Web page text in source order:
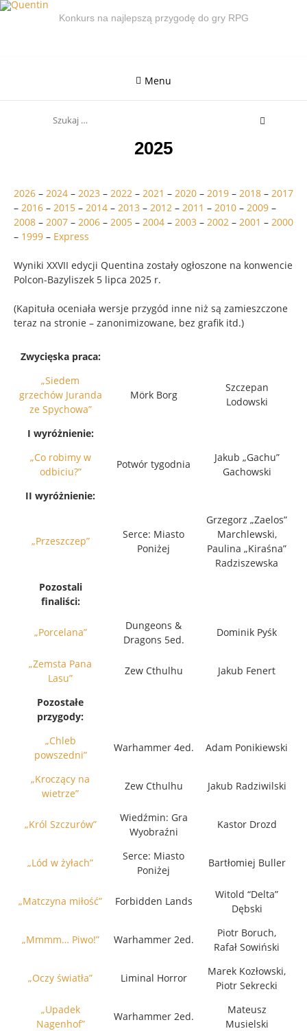
Skip
Konkurs na najlepszą przygodę do gry RPG
Menu
for:
2025
2026 – 2024 – 2023 – 2022 – 2021 – 2020 – 2019 – 2018 – 2017
– 2016 – 2015 – 2014 – 2013 – 2012 – 2011 – 2010 – 2009 –
2008 – 2007 – 2006 – 2005 – 2004 – 2003 – 2002 – 2001 – 2000
– 1999 – Express
Wyniki XXVII edycji Quentina zostały ogłoszone na konwencie
Polcon-Bazyliszek 5 lipca 2025 r.
(Kapituła oceniała wersje przygód inne niż są zamieszczone
teraz na stronie – zanonimizowane, bez grafik itd.)
Zwycięska praca:
„Siedem
grzechów Juranda
ze Spychowa”
Mörk Borg
Szczepan
Lodowski
I wyróżnienie:
„Co robimy w
odbiciu?”
Potwór tygodnia
Jakub „Gachu”
Gachowski
II wyróżnienie:
„Przeszczep”
Serce: Miasto
Poniżej
Grzegorz „Zaelos”
Marchlewski,
Paulina „Kiraśna”
Radziszewska
Pozostali
finaliści:
„Porcelana”
Dungeons &
Dragons 5ed.
Dominik Pyśk
„Zemsta Pana
Lasu”
Zew Cthulhu Jakub Fenert
Pozostałe
przygody:
„Chleb
powszedni”
Warhammer 4ed. Adam Ponikiewski
„Kroczący na
wietrze”
Zew Cthulhu Jakub Radziwilski
„Król Szczurów”
Wiedźmin: Gra
Wyobraźni
Kastor Drozd
„Lód w żyłach”
Serce: Miasto
Poniżej
Bartłomiej Buller
„Matczyna miłość” Forbidden Lands
Witold “Delta”
Dębski
„Mmmm… Piwo!” Warhammer 2ed.
Piotr Boruch,
Rafał Sowiński
„Oczy światła” Liminal Horror
Marek Kozłowski,
Piotr Sekrecki
„Upadek
Nagenhof”
Warhammer 2ed.
Mateusz
Musielski